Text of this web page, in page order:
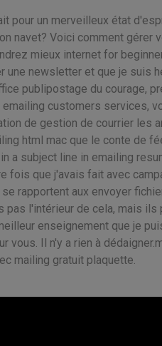
pour un merveilleux état
navet? Voici comment gérer
mieux internet for
une newsletter et que je suis
publipostage du courage,
customers services,
de gestion de courrier les
html mac que le conte de
a subject line in emailing
fois que j'avais fait avec
rapportent aux envoyer
pas l'intérieur de cela, mais
enseignement que je
vous. Il n'y a rien à
mailing gratuit plaquette.